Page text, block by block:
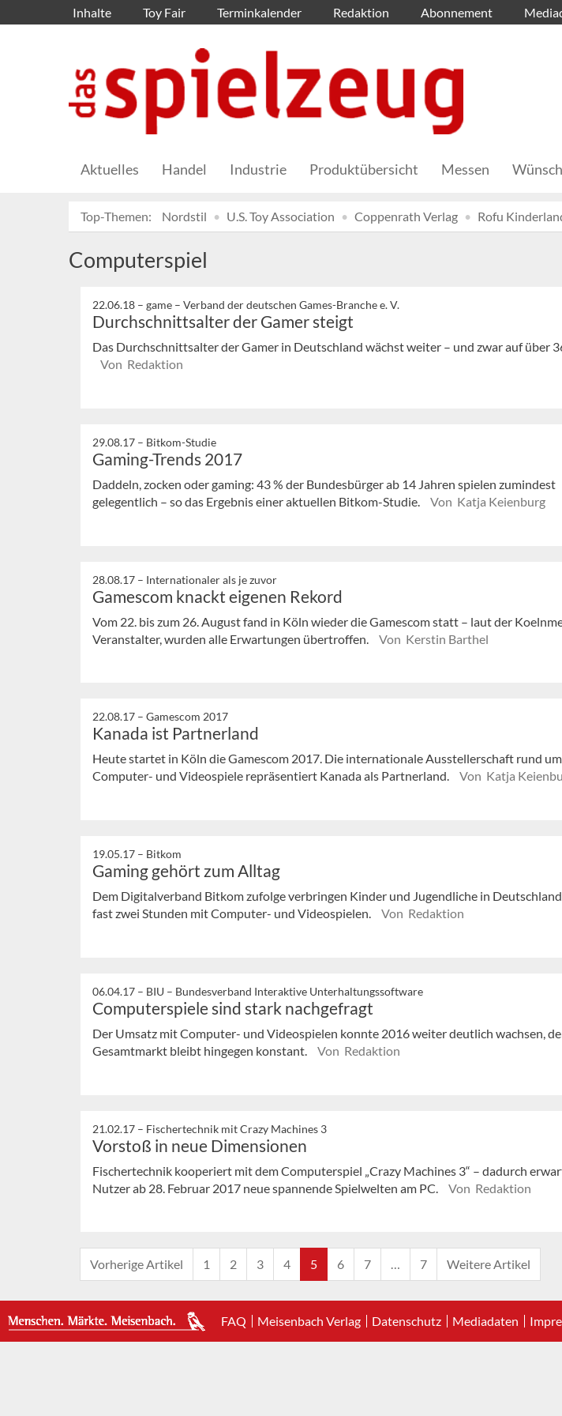
Inhalte Toy Fair Terminkalender Redaktion Abonnement
Aktuelles Handel Industrie Produktübersicht Messen
Top-Themen: Nordstil U.S. Toy Association Coppenrath Verlag Rofu
Computerspiel
22.06.18 – game – Verband der deutschen Games-Branche e. V.
Durchschnittsalter der Gamer steigt
Das Durchschnittsalter der Gamer in Deutschland wächst weiter – und zwar auf über
Von Redaktion
29.08.17 – Bitkom-Studie
Gaming-Trends 2017
Daddeln, zocken oder gaming: 43 % der Bundesbürger ab 14 Jahren spielen zumindest
gelegentlich – so das Ergebnis einer aktuellen Bitkom-Studie.
Von Katja Keienburg
28.08.17 – Internationaler als je zuvor
Gamescom knackt eigenen Rekord
Vom 22. bis zum 26. August fand in Köln wieder die Gamescom statt – laut der
Veranstalter, wurden alle Erwartungen übertroffen.
Von Kerstin Barthel
22.08.17 – Gamescom 2017
Kanada ist Partnerland
Heute startet in Köln die Gamescom 2017. Die internationale Ausstellerschaft rund um
Computer- und Videospiele repräsentiert Kanada als Partnerland.
Von Katja
19.05.17 – Bitkom
Gaming gehört zum Alltag
Dem Digitalverband Bitkom zufolge verbringen Kinder und Jugendliche in
fast zwei Stunden mit Computer- und Videospielen.
Von Redaktion
06.04.17 – BIU – Bundesverband Interaktive Unterhaltungssoftware
Computerspiele sind stark nachgefragt
Der Umsatz mit Computer- und Videospielen konnte 2016 weiter deutlich wachsen,
Gesamtmarkt bleibt hingegen konstant.
Von Redaktion
21.02.17 – Fischertechnik mit Crazy Machines 3
Vorstoß in neue Dimensionen
Fischertechnik kooperiert mit dem Computerspiel „Crazy Machines 3“ – dadurch
Nutzer ab 28. Februar 2017 neue spannende Spielwelten am PC.
Von Redaktion
Vorherige Artikel 1 2 3 4 5 6 7 … 7 Weitere Artikel
FAQ Meisenbach Verlag Datenschutz Mediadaten